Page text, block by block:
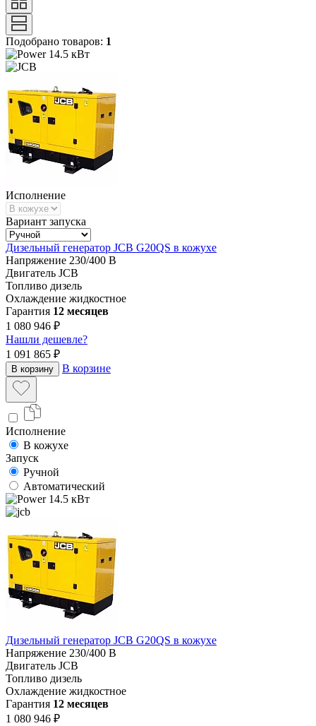
Подобрано товаров: 1
14.5 кВт
Исполнение
Вариант запуска
Дизельный генератор JCB G20QS в кожухе
Напряжение 230/400 В
Двигатель JCB
Топливо дизель
Охлаждение жидкостное
Гарантия 12 месяцев
1 080 946 ₽
Нашли дешевле?
1 091 865 ₽
В корзину В корзине
Исполнение
В кожухе
Запуск
Ручной
Автоматический
14.5 кВт
Дизельный генератор JCB G20QS в кожухе
Напряжение 230/400 В
Двигатель JCB
Топливо дизель
Охлаждение жидкостное
Гарантия 12 месяцев
1 080 946 ₽